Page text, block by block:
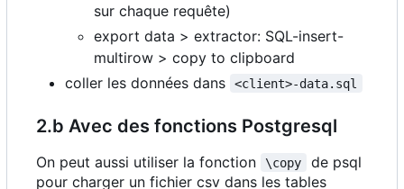
sur chaque requête)
export data > extractor: SQL-insert-
multirow > copy to clipboard
coller les données dans
<client>-data.sql
2.b Avec des fonctions Postgresql
On peut aussi utiliser la fonction \copy
de psql
pour charger un fichier csv dans les tables